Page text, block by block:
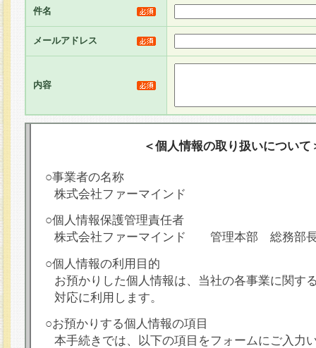
件名
メールアドレス
内容
＜個人情報の取り扱いについて
○事業者の名称
株式会社ファーマインド
○個人情報保護管理責任者
株式会社ファーマインド 管理本部 総務部
○個人情報の利用目的
お預かりした個人情報は、当社の各事業に関す
対応に利用します。
○お預かりする個人情報の項目
本手続きでは、以下の項目をフォームにご入力